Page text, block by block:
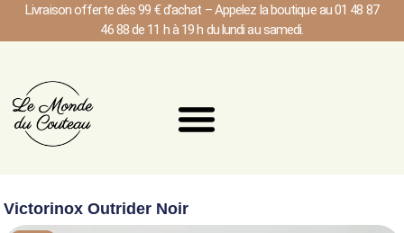
Livraison offerte dès 99 € d’achat – Appelez la boutique au 01 48 87
46 88 de 11 h à 19 h du lundi au samedi.
Victorinox Outrider Noir